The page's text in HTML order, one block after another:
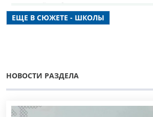
территорий в работы по капитальному
создать реестр недобросовестных
срывают сроки проведения работ.
ЕЩЕ В СЮЖЕТЕ - ШКОЛЫ
НОВОСТИ РАЗДЕЛА